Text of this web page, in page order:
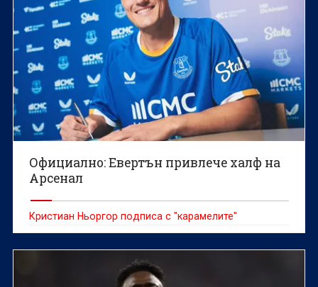
Официално: Евертън привлече халф на
Арсенал
Кристиан Ньоргор подписа с "карамелите"